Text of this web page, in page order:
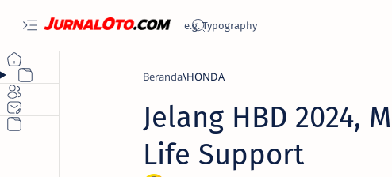
Beranda HONDA
Jelang HBD 2024,
Life Support